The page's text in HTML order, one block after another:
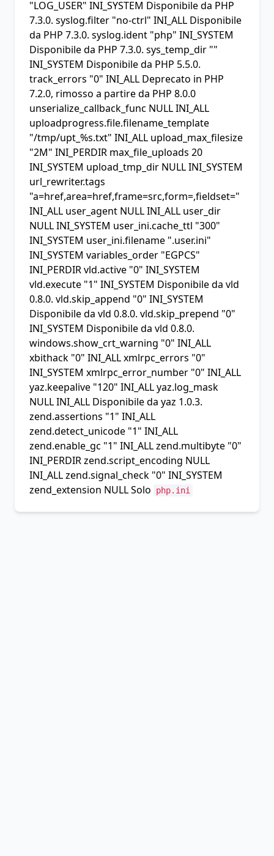
"LOG_USER" INI_SYSTEM Disponibile da PHP
7.3.0. syslog.filter "no-ctrl" INI_ALL Disponibile
da PHP 7.3.0. syslog.ident "php" INI_SYSTEM
Disponibile da PHP 7.3.0. sys_temp_dir ""
INI_SYSTEM Disponibile da PHP 5.5.0.
track_errors "0" INI_ALL Deprecato in PHP
7.2.0, rimosso a partire da PHP 8.0.0
unserialize_callback_func NULL INI_ALL
uploadprogress.file.filename_template
"/tmp/upt_%s.txt" INI_ALL upload_max_filesize
"2M" INI_PERDIR max_file_uploads 20
INI_SYSTEM upload_tmp_dir NULL INI_SYSTEM
url_rewriter.tags
"a=href,area=href,frame=src,form=,fieldset="
INI_ALL user_agent NULL INI_ALL user_dir
NULL INI_SYSTEM user_ini.cache_ttl "300"
INI_SYSTEM user_ini.filename ".user.ini"
INI_SYSTEM variables_order "EGPCS"
INI_PERDIR vld.active "0" INI_SYSTEM
vld.execute "1" INI_SYSTEM Disponibile da vld
0.8.0. vld.skip_append "0" INI_SYSTEM
Disponibile da vld 0.8.0. vld.skip_prepend "0"
INI_SYSTEM Disponibile da vld 0.8.0.
windows.show_crt_warning "0" INI_ALL
xbithack "0" INI_ALLxmlrpc_errors "0"
INI_SYSTEM xmlrpc_error_number "0" INI_ALL
yaz.keepalive "120" INI_ALL yaz.log_mask
NULL INI_ALL Disponibile da yaz 1.0.3.
zend.assertions "1" INI_ALL
zend.detect_unicode "1" INI_ALL
zend.enable_gc "1" INI_ALLzend.multibyte "0"
INI_PERDIRzend.script_encoding NULL
INI_ALLzend.signal_check "0" INI_SYSTEM
zend_extension NULL Solo php.ini